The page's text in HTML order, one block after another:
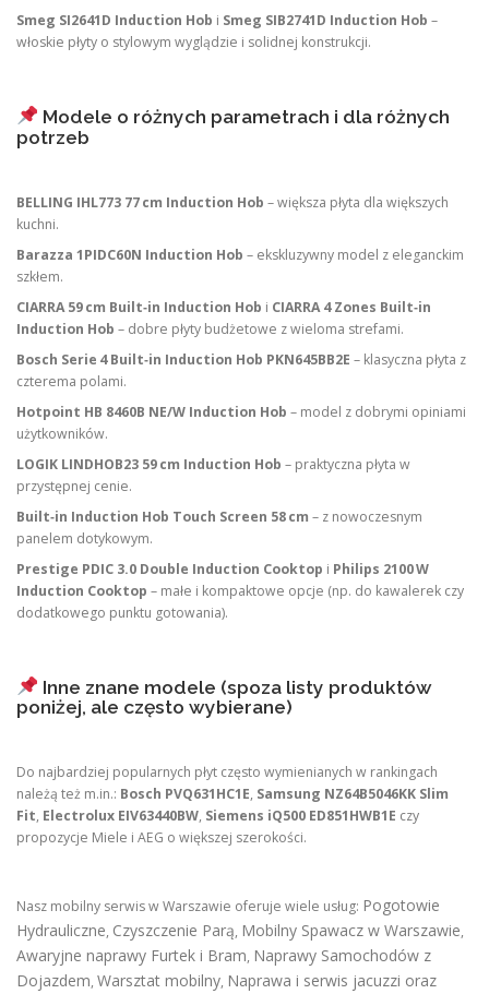
Smeg SI2641D Induction Hob i Smeg SIB2741D Induction Hob –
włoskie płyty o stylowym wyglądzie i solidnej konstrukcji.
Modele o różnych parametrach i dla różnych
potrzeb
BELLING IHL773 77 cm Induction Hob – większa płyta dla większych
kuchni.
Barazza 1PIDC60N Induction Hob – ekskluzywny model z eleganckim
szkłem.
CIARRA 59 cm Built‑in Induction Hob i CIARRA 4 Zones Built‑in
Induction Hob – dobre płyty budżetowe z wieloma strefami.
Bosch Serie 4 Built‑in Induction Hob PKN645BB2E – klasyczna płyta z
czterema polami.
Hotpoint HB 8460B NE/W Induction Hob – model z dobrymi opiniami
użytkowników.
LOGIK LINDHOB23 59 cm Induction Hob – praktyczna płyta w
przystępnej cenie.
Built‑in Induction Hob Touch Screen 58 cm – z nowoczesnym
panelem dotykowym.
Prestige PDIC 3.0 Double Induction Cooktop i Philips 2100 W
Induction Cooktop – małe i kompaktowe opcje (np. do kawalerek czy
dodatkowego punktu gotowania).
Inne znane modele (spoza listy produktów
poniżej, ale często wybierane)
Do najbardziej popularnych płyt często wymienianych w rankingach
należą też m.in.: Bosch PVQ631HC1E, Samsung NZ64B5046KK Slim
Fit, Electrolux EIV63440BW, Siemens iQ500 ED851HWB1E czy
propozycje Miele i AEG o większej szerokości.
Nasz mobilny serwis w Warszawie oferuje wiele usług: Pogotowie
Hydrauliczne, Czyszczenie Parą, Mobilny Spawacz w Warszawie,
Awaryjne naprawy Furtek i Bram, Naprawy Samochodów z
Dojazdem, Warsztat mobilny, Naprawa i serwis jacuzzi oraz